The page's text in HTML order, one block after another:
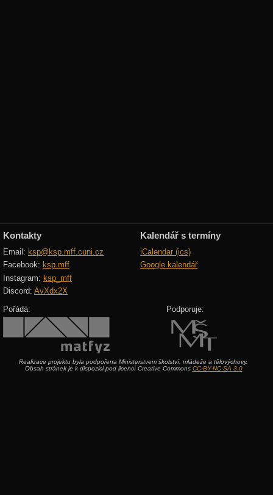
Kontakty
Email: ksp@ksp.mff.cuni.cz
Facebook: ksp.mff
Instagram: ksp_mff
Discord: AvXdx2X
Kalendář s termíny
iCalendar (ics)
Google kalendář
Pořádá: Podporuje:
Realizace projektu byla podpořena Ministerstvem školství, mládeže a tělovýchovy.
Obsah stránek je k dispozici pod licencí Creative Commons CC-BY-NC-SA 3.0